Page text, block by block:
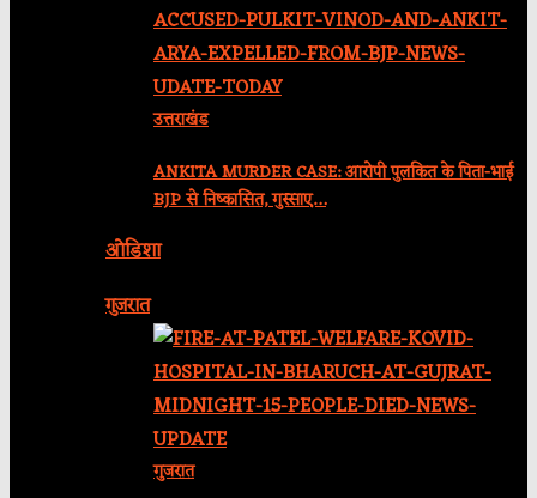
उत्तराखंड
ANKITA MURDER CASE: आरोपी पुलकित के पिता-भाई
BJP से निष्कासित, गुस्साए…
ओडिशा
गुजरात
गुजरात